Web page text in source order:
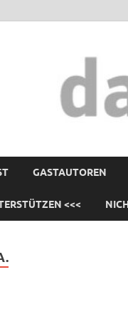
GASTAUTOREN
<<<